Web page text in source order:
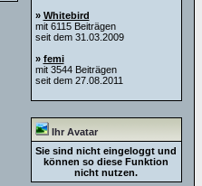
» Whitebird
mit 6115 Beiträgen
seit dem 31.03.2009
» femi
mit 3544 Beiträgen
seit dem 27.08.2011
Ihr Avatar
Sie sind nicht eingeloggt und
können so diese Funktion
nicht nutzen.